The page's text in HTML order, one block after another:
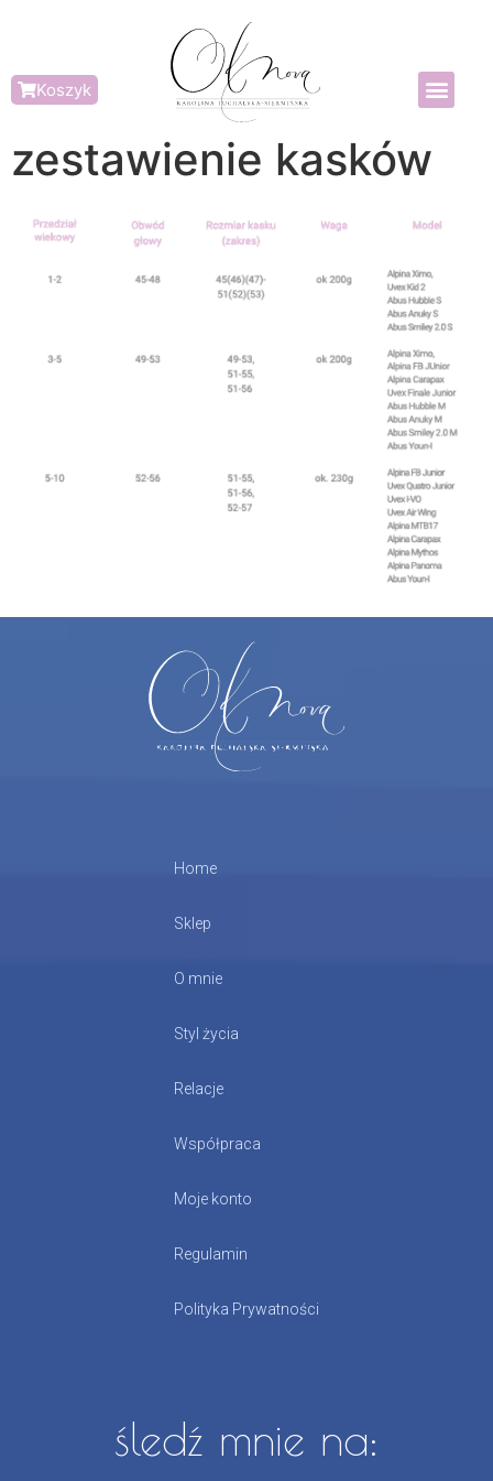
Koszyk
zestawienie kasków
Home
Sklep
O mnie
Styl życia
Relacje
Współpraca
Moje konto
Regulamin
Polityka Prywatności
śledź mnie na: